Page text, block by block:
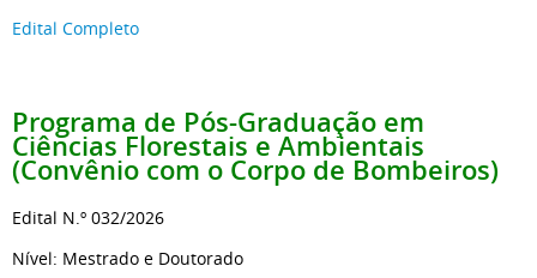
Edital Completo
Programa de Pós-Graduação em
Ciências Florestais e Ambientais
(Convênio com o Corpo de Bombeiros)
Edital N.º 032/2026
Nível: Mestrado e Doutorado